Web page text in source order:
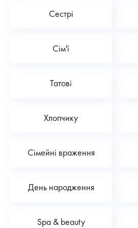
Сестрі
Сім'ї
Татові
Хлопчику
Сімейні враження
День народження
Spa & beauty